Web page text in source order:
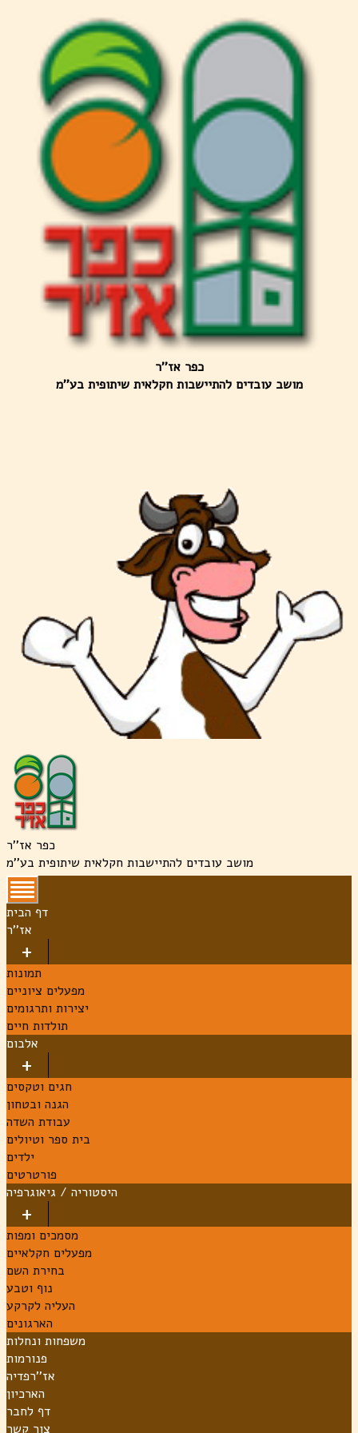
כפר אז''ר
מושב עובדים להתיישבות חקלאית שיתופית בע''מ
כפר אז''ר
מושב עובדים להתיישבות חקלאית שיתופית בע''מ
דף הבית
אז''ר
תמונות
מפעלים ציוניים
יצירות ותרגומים
תולדות חיים
אלבום
חגים וטקסים
הגנה ובטחון
עבודת השדה
בית ספר וטיולים
ילדים
פורטרטים
היסטוריה / גיאוגרפיה
מסמכים ומפות
מפעלים חקלאיים
בחירת השם
נוף וטבע
העליה לקרקע
הארגונים
משפחות ונחלות
פנורמות
אז''רפדיה
הארכיון
דף לחבר
צור קשר